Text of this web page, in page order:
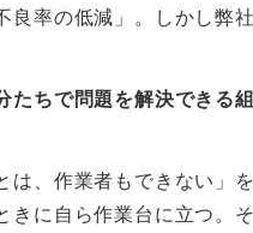
良率の低減」。しかし弊
たちで問題を解決できる
は、作業者もできない
きに自ら作業台に立つ。